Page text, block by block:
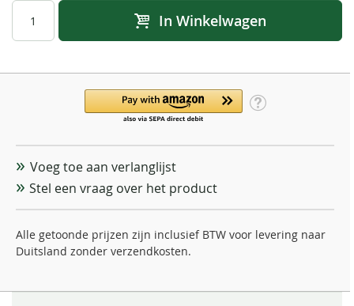
In Winkelwagen
Voeg toe aan verlanglijst
Stel een vraag over het product
Alle getoonde prijzen zijn inclusief BTW voor levering naar
Duitsland zonder verzendkosten.